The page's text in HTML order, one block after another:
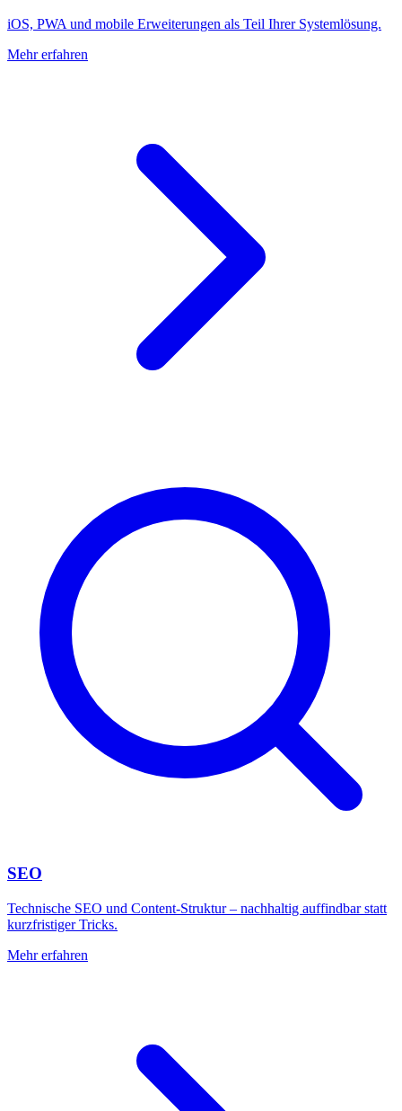
iOS, PWA und mobile Erweiterungen als Teil Ihrer Systemlösung.
Mehr erfahren
SEO
Technische SEO und Content-Struktur – nachhaltig auffindbar statt
kurzfristiger Tricks.
Mehr erfahren